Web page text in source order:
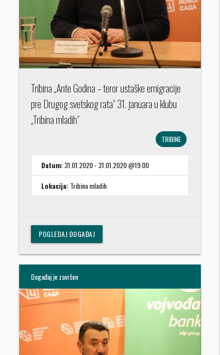
Tribina „Ante Godina – teror ustaške emigracije
pre Drugog svetskog rata“ 31. januara u klubu
„Tribina mladih“
TRIBINE
Datum:31.01.2020 - 31.01.2020 @19.00
Lokacija: Tribina mladih
POGLEDAJ DOGAĐAJ
Događaj je završen